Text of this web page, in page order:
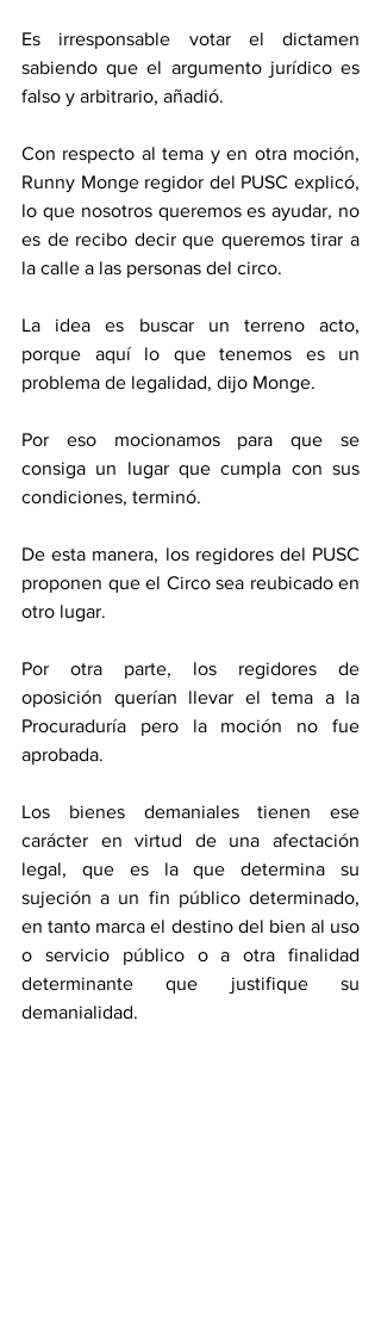
Es irresponsable votar el dictamen
sabiendo que el argumento jurídico es
falso y arbitrario, añadió.
Con respecto al tema y en otra moción,
Runny Monge regidor del PUSC explicó,
lo que nosotros queremos es ayudar, no
es de recibo decir que queremos tirar a
la calle a las personas del circo.
La idea es buscar un terreno acto,
porque aquí lo que tenemos es un
problema de legalidad, dijo Monge.
Por eso mocionamos para que se
consiga un lugar que cumpla con sus
condiciones, terminó.
De esta manera, los regidores del PUSC
proponen que el Circo sea reubicado en
otro lugar.
Por otra parte, los regidores de
oposición querían llevar el tema a la
Procuraduría pero la moción no fue
aprobada.
Los bienes demaniales tienen ese
carácter en virtud de una afectación
legal, que es la que determina su
sujeción a un fin público determinado,
en tanto marca el destino del bien al uso
o servicio público o a otra finalidad
determinante que justifique su
demanialidad.